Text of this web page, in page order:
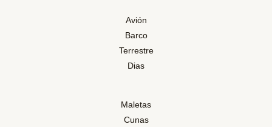
Avión
Barco
Terrestre
Dias
Maletas
Cunas